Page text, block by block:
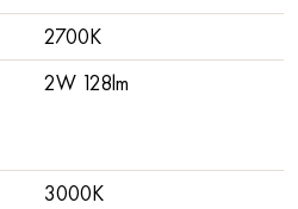
2700K
2W 128lm
3000K